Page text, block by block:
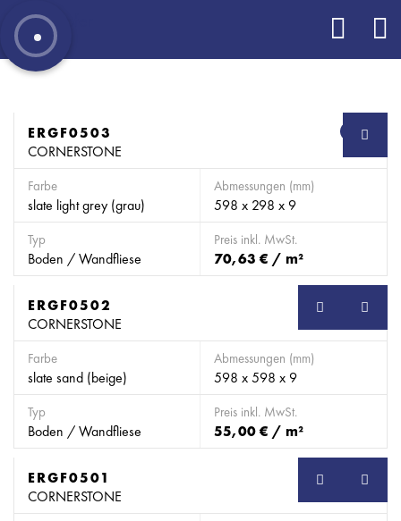
SB
ERGF0503
CORNERSTONE
Farbe
slate light grey (grau)
Abmessungen (mm)
598 x 298 x 9
Typ
Boden / Wandfliese
Preis inkl. MwSt.
70,63 € / m²
SB
ERGF0502
CORNERSTONE
Farbe
slate sand (beige)
Abmessungen (mm)
598 x 598 x 9
Typ
Boden / Wandfliese
Preis inkl. MwSt.
55,00 € / m²
SB
ERGF0501
CORNERSTONE